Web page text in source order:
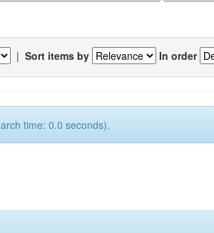
| Sort items by In order
time: 0.0 seconds).